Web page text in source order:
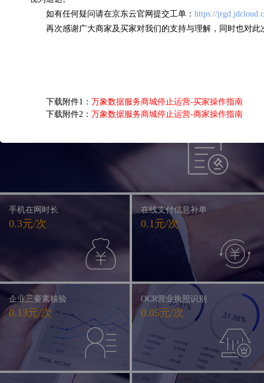
如有任何疑问请在京东云官网提交工单： https://
再次感谢广大商家及买家对我们的支持与理解，同时也对
下载附件1： 万象数据服务商城停止运营-买家操作指南
下载附件2： 万象数据服务商城停止运营-商家操作指南
( 48575 ) ( 0 ) ( 127448 ) ( 274 )
京东E卡电子礼品卡
低于0.01元/次
手机在网时长
0.3元/次
在线支付信息补单
0.1元/次
企业三要素核验
0.13元/次
OCR营业执照识别
0.05元/次